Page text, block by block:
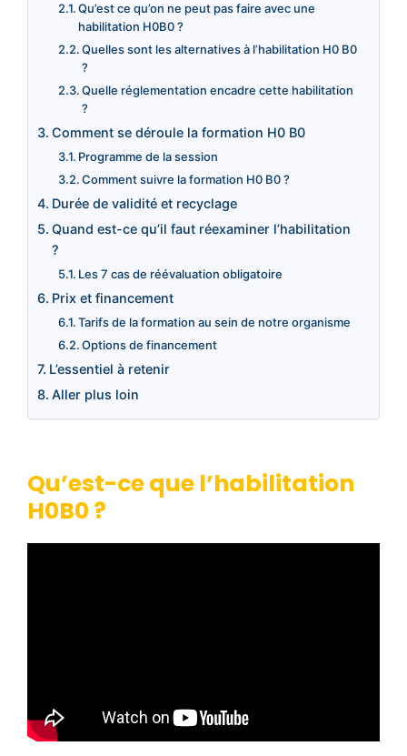
Qu’est ce qu’on ne peut pas faire avec une
habilitation H0B0 ?
Quelles sont les alternatives à l’habilitation H0 B0
?
Quelle réglementation encadre cette habilitation
?
Comment se déroule la formation H0 B0
Programme de la session
Comment suivre la formation H0 B0 ?
Durée de validité et recyclage
Quand est-ce qu’il faut réexaminer l’habilitation
?
Les 7 cas de réévaluation obligatoire
Prix et financement
Tarifs de la formation au sein de notre organisme
Options de financement
L’essentiel à retenir
Aller plus loin
Qu’est-ce que l’habilitation
H0B0 ?